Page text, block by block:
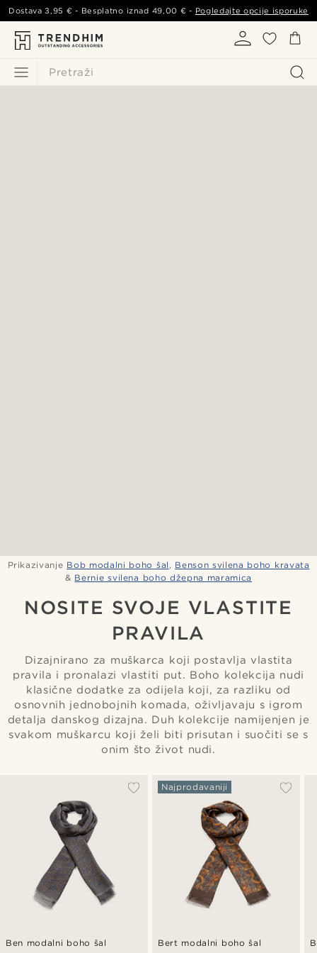
Pretraži
Dostava3,95 € - Besplatno iznad 49,00 € - Pogledajte opcije isporuke
Prikazivanje Bob modalni boho šal , Benson svilena boho kravata
& Bernie svilena boho džepna maramica
NOSITE SVOJE VLASTITE
PRAVILA
Dizajnirano za muškarca koji postavlja vlastita
pravila i pronalazi vlastiti put. Boho kolekcija nudi
klasične dodatke za odijela koji, za razliku od
osnovnih jednobojnih komada, oživljavaju s igrom
detalja danskog dizajna. Duh kolekcije namijenjen je
svakom muškarcu koji želi biti prisutan i suočiti se s
onim što život nudi.
Ben modalni boho šal Bert modalni boho šal
Najprodavaniji